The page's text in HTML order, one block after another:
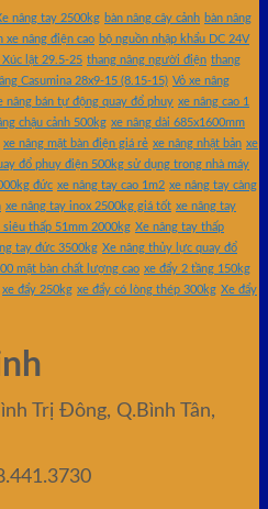
nâng tay 2500kg bàn nâng cây cảnh bàn nâng
xe nâng điện cao bộ nguồn nhập khẩu DC 24V
Xúc lật 29.5-25 thang nâng người điện thang
Casumina 28x9-15 (8.15-15) Vỏ xe nâng
nâng bán tự động quay đổ phuy xe nâng cao 1
chậu cảnh 500kg xe nâng dài 685x1600mm
xe nâng mặt bàn điện giá rẻ xe nâng nhật bản xe
đổ phuy điện 500kg sử dụng trong nhà máy
đức xe nâng tay cao 1m2 xe nâng tay càng
xe nâng tay inox 2500kg giá tốt xe nâng tay
siêu thấp 51mm 2000kg Xe nâng tay thấp
tay đức 3500kg Xe nâng thủy lực quay đổ
mặt bàn chất lượng cao xe đẩy 2 tầng 150kg
xe đẩy 250kg xe đẩy có lòng thép 300kg Xe đẩy
Trị Đông, Q.Bình Tân,